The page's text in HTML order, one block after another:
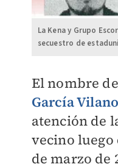
La Kena y Grupo
secuestro de
El nombre
García Vilano
atención de
vecino luego
de marzo de